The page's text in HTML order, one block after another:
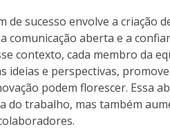
de sucesso envolve a criação
comunicação aberta e a
contexto, cada membro da
ideias e perspectivas,
podem florescer. Essa
do trabalho, mas também